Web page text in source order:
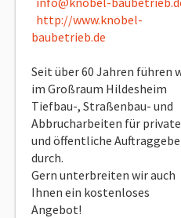
http://www.knobel-
baubetrieb.de
Seit über 60 Jahren führen
im Großraum Hildesheim
Tiefbau-, Straßenbau- und
Abbrucharbeiten für private
und öffentliche
durch.
Gern unterbreiten wir auch
Ihnen ein kostenloses
Angebot!